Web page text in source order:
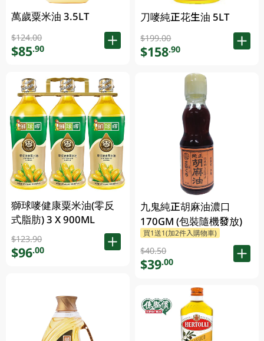
萬歲粟米油 3.5LT
$124.00
$85.90
獅球嘜健康粟米油(零反
式脂肪) 3 X 900ML
$123.90
$96.00
刀嘜純正花生油 5LT
$199.00
$158.90
九鬼純正胡麻油濃口
170GM (包裝隨機發放)
買1送1(加2件入購物車)
$40.50
$39.00